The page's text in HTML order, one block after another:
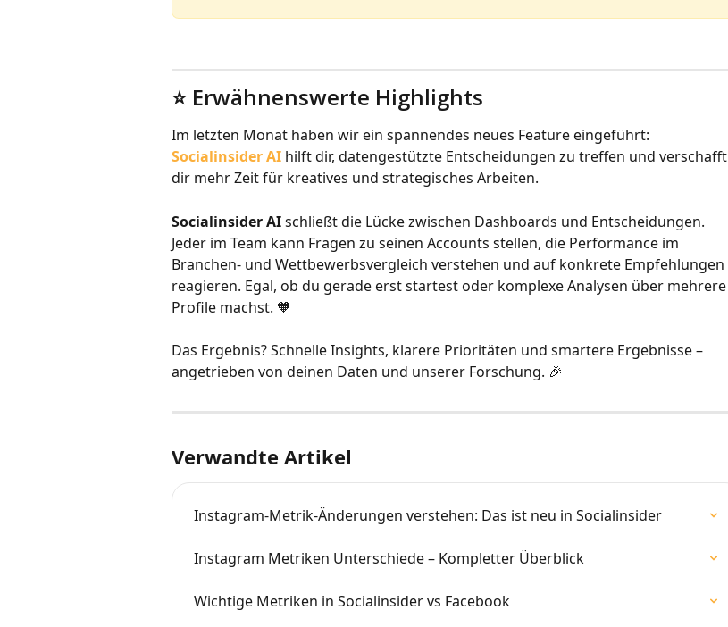
⭐️ Erwähnenswerte Highlights
Im letzten Monat haben wir ein spannendes neues Feature eingeführt:
Socialinsider AI hilft dir, datengestützte Entscheidungen zu treffen und verschafft
dir mehr Zeit für kreatives und strategisches Arbeiten.
Socialinsider AI schließt die Lücke zwischen Dashboards und Entscheidungen.
Jeder im Team kann Fragen zu seinen Accounts stellen, die Performance im
Branchen- und Wettbewerbsvergleich verstehen und auf konkrete Empfehlungen
reagieren. Egal, ob du gerade erst startest oder komplexe Analysen über mehrere
Profile machst. 🧡
Das Ergebnis? Schnelle Insights, klarere Prioritäten und smartere Ergebnisse –
angetrieben von deinen Daten und unserer Forschung. 🎉
Verwandte Artikel
Instagram-Metrik-Änderungen verstehen: Das ist neu in Socialinsider
Instagram Metriken Unterschiede – Kompletter Überblick
Wichtige Metriken in Socialinsider vs Facebook